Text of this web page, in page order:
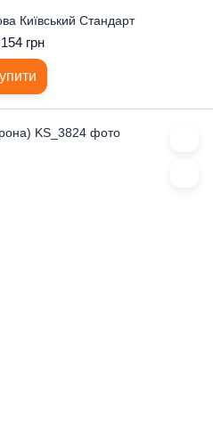
Київський Стандарт
грн